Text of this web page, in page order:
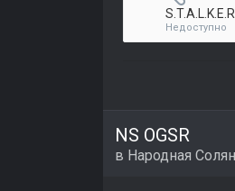
Недоступно
NS OGSR
в Народная